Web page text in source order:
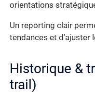
orientations
Un reporting clair
tendances et d’ajuster
Historique &
trail)